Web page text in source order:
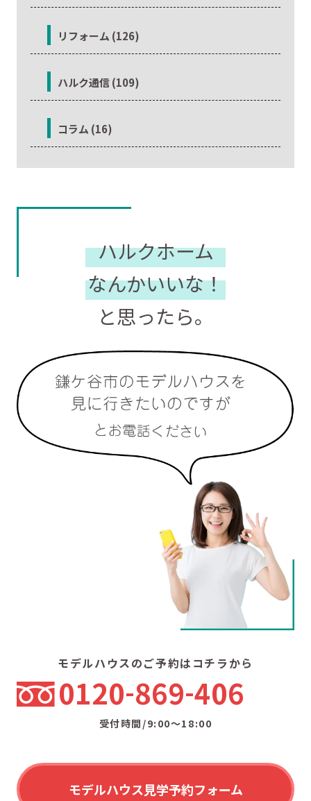
リフォーム (126)
ハルク通信 (109)
コラム (16)
ハルクホーム
なんかいいな！
と思ったら。
モデルハウスのご予約はコチラから
0120 869 406
受付時間/9:00〜18:00
モデルハウス見学予約フォーム